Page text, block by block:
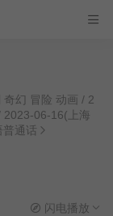
奇幻 冒险 动画 / 2
2023-06-16(上海
普通话
闪电播放